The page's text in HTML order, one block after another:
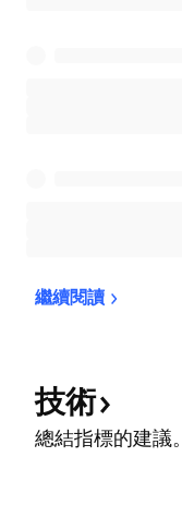
繼續閱讀
技術
總結指標的建議。